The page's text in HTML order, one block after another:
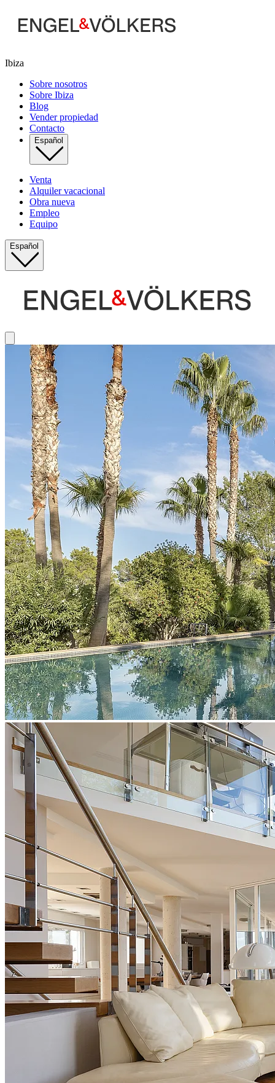
Ibiza
Sobre nosotros
Sobre Ibiza
Blog
Vender propiedad
Contacto
Español
Venta
Alquiler vacacional
Obra nueva
Empleo
Equipo
Español